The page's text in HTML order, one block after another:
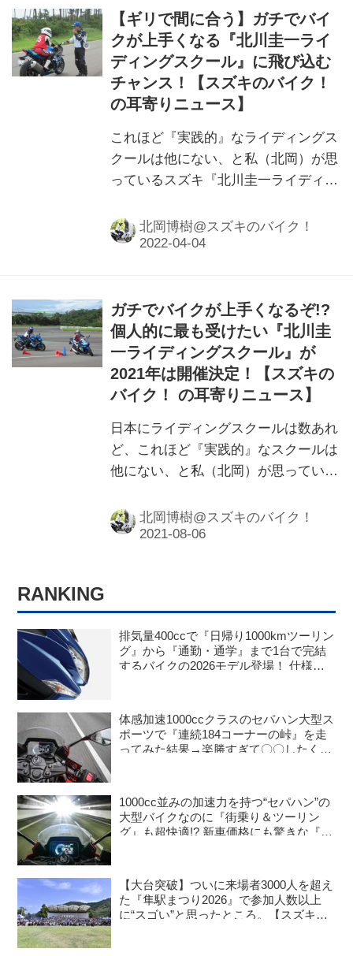
【ギリで間に合う】ガチでバイ
クが上手くなる『北川圭一ライ
ディングスクール』に飛び込む
チャンス！【スズキのバイク！
の耳寄りニュース】
これほど『実践的』なライディングス
クールは他にない、と私（北岡）が思
っているスズキ『北川圭一ライディン
に開催されるに珍しくまだ空きがあ
る!? これチャンスですよ！
北岡博樹@スズキのバイク！
ガチでバイクが上手くなるぞ!?
個人的に最も受けたい『北川圭
一ライディングスクール』が
2021年は開催決定！【スズキの
バイク！ の耳寄りニュース】
日本にライディングスクールは数あれ
ど、これほど『実践的』なスクールは
他にない、と私（北岡）が思っている
ル』が今年は開催決定です！
北岡博樹@スズキのバイク！
RANKING
排気量400ccで『日帰り1000kmツーリン
グ』から『通勤・通学』まで1台で完結
するバイクの2026モデル登場！ 仕様変
のバイク！ の新車ニュース】
体感加速1000ccクラスのセパハン大型ス
ポーツで『連続184コーナーの峠』を走
ってみた結果→楽勝すぎて〇〇したくな
1000cc並みの加速力を持つ“セパハン”の
大型バイクなのに『街乗り＆ツーリン
グ』も超快適!? 新車価格にも驚きな『万
ー 前編】
【大台突破】ついに来場者3000人を超え
た『隼駅まつり2026』で参加人数以上
に“スゴい”と思ったところ。【スズキの